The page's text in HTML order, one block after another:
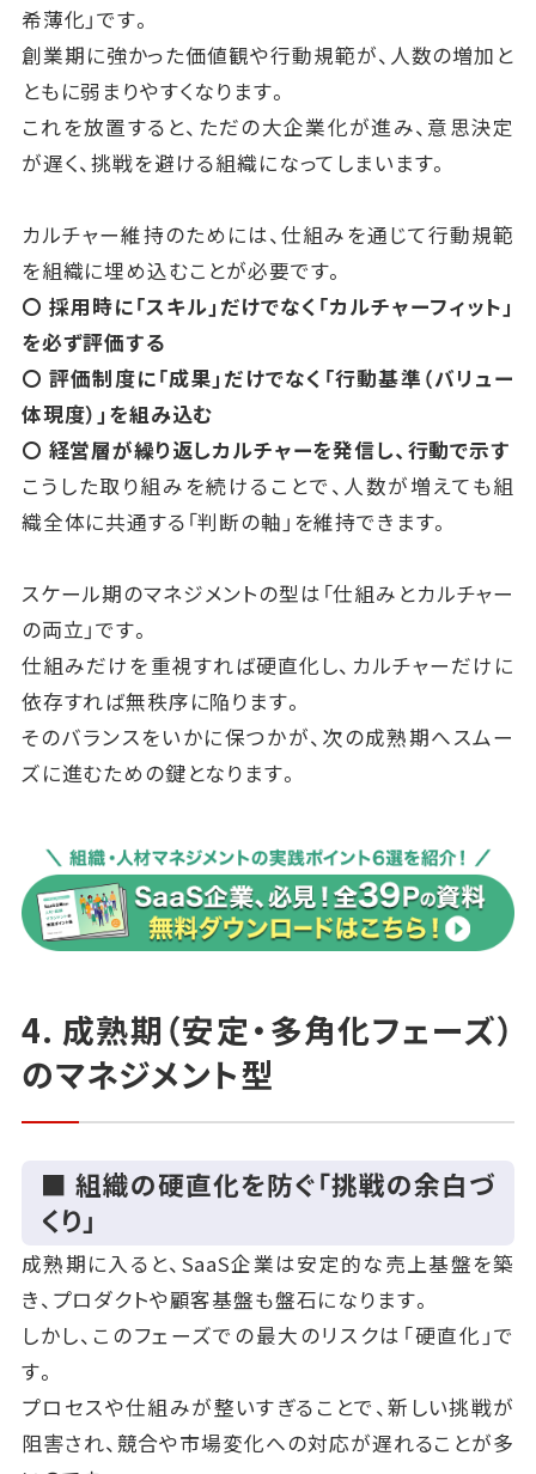
希薄化」です。
創業期に強かった価値観や行動規範が、人数の増加と
ともに弱まりやすくなります。
これを放置すると、ただの大企業化が進み、意思決定
が遅く、挑戦を避ける組織になってしまいます。
カルチャー維持のためには、仕組みを通じて行動規範
を組織に埋め込むことが必要です。
〇 採用時に「スキル」だけでなく「カルチャーフィット」
を必ず評価する
〇 評価制度に「成果」だけでなく「行動基準（バリュー
体現度）」を組み込む
〇 経営層が繰り返しカルチャーを発信し、行動で示す
こうした取り組みを続けることで、人数が増えても組
織全体に共通する「判断の軸」を維持できます。
スケール期のマネジメントの型は「仕組みとカルチャー
の両立」です。
仕組みだけを重視すれば硬直化し、カルチャーだけに
依存すれば無秩序に陥ります。
そのバランスをいかに保つかが、次の成熟期へスムー
ズに進むための鍵となります。
4. 成熟期（安定・多角化フェーズ）
のマネジメント型
■ 組織の硬直化を防ぐ「挑戦の余白づ
くり」
成熟期に入ると、SaaS企業は安定的な売上基盤を築
き、プロダクトや顧客基盤も盤石になります。
しかし、このフェーズでの最大のリスクは「硬直化」で
す。
プロセスや仕組みが整いすぎることで、新しい挑戦が
阻害され、競合や市場変化への対応が遅れることが多